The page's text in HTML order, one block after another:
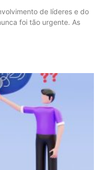
de líderes e do
foi tão urgente. As